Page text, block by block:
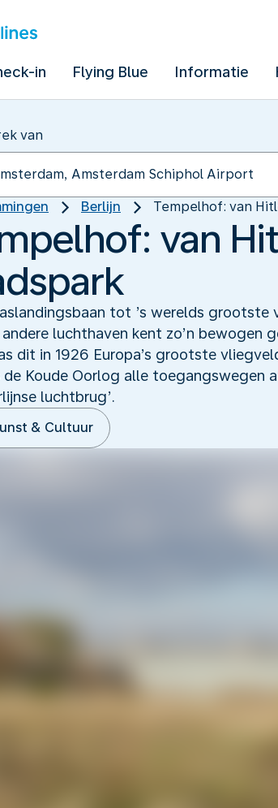
in Flying Blue Informatie
van
Berlijn Tempelhof: van
van
tot ’s werelds
andere luchthaven kent zo’n bewogen
dit in 1926 Europa’s grootste
de Koude Oorlog alle toegangswegen
luchtbrug’.
& Cultuur